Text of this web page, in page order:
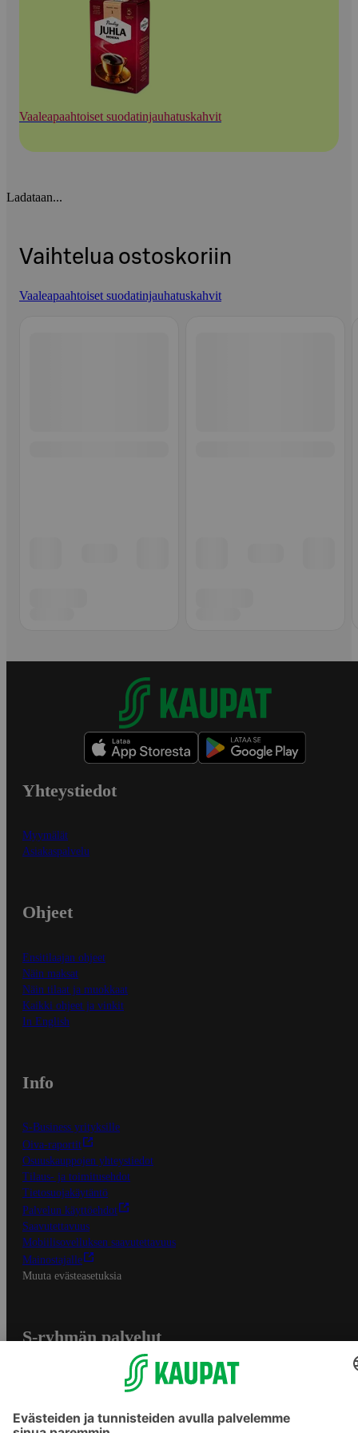
Vaaleapaahtoiset suodatinjauhatuskahvit
Ladataan...
Vaihtelua ostoskoriin
Vaaleapaahtoiset suodatinjauhatuskahvit
Yhteystiedot
Myymälät
Asiakaspalvelu
Ohjeet
Ensitilaajan ohjeet
Näin maksat
Näin tilaat ja muokkaat
Kaikki ohjeet ja vinkit
In English
Info
S-Business yrityksille
Oiva-raportit
Osuuskauppojen yhteystiedot
Tilaus- ja toimitusehdot
Tietosuojakäytäntö
Palvelun käyttöehdot
Saavutettavuus
Mobiilisovelluksen saavutettavuus
Mainostajalle
Muuta evästeasetuksia
S-ryhmän palvelut
Yhteishyvä Ruoka -sovellus